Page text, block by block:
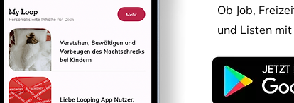
Ob Job,
und Listen